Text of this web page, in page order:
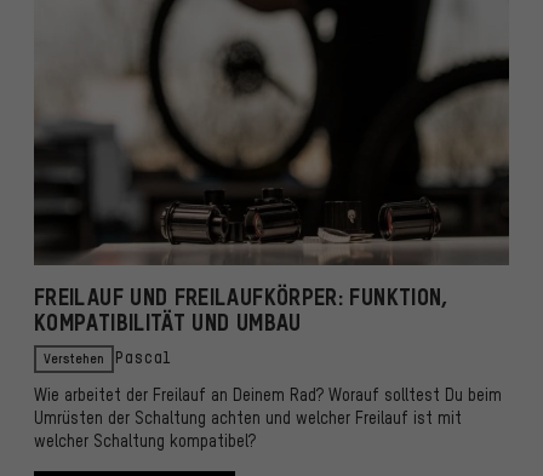
FREILAUF UND FREILAUFKÖRPER: FUNKTION,
KOMPATIBILITÄT UND UMBAU
Verstehen Pascal
Wie arbeitet der Freilauf an Deinem Rad? Worauf solltest Du beim
Umrüsten der Schaltung achten und welcher Freilauf ist mit
welcher Schaltung kompatibel?